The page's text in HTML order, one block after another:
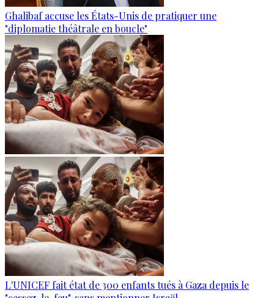
Ghalibaf accuse les États-Unis de pratiquer une
"diplomatie théâtrale en boucle"
L'UNICEF fait état de 300 enfants tués à Gaza depuis le